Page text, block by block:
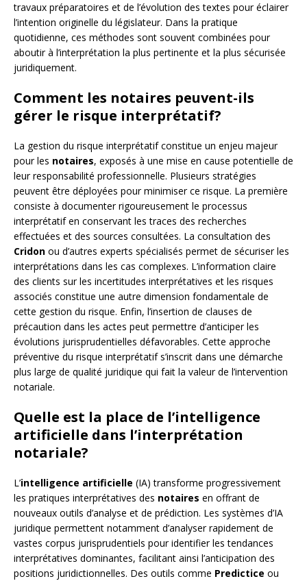
travaux préparatoires et de l’évolution des textes pour éclairer
l’intention originelle du législateur. Dans la pratique
quotidienne, ces méthodes sont souvent combinées pour
aboutir à l’interprétation la plus pertinente et la plus sécurisée
juridiquement.
Comment les notaires peuvent-ils
gérer le risque interprétatif?
La gestion du risque interprétatif constitue un enjeu majeur
pour les notaires, exposés à une mise en cause potentielle de
leur responsabilité professionnelle. Plusieurs stratégies
peuvent être déployées pour minimiser ce risque. La première
consiste à documenter rigoureusement le processus
interprétatif en conservant les traces des recherches
effectuées et des sources consultées. La consultation des
Cridon ou d’autres experts spécialisés permet de sécuriser les
interprétations dans les cas complexes. L’information claire
des clients sur les incertitudes interprétatives et les risques
associés constitue une autre dimension fondamentale de
cette gestion du risque. Enfin, l’insertion de clauses de
précaution dans les actes peut permettre d’anticiper les
évolutions jurisprudentielles défavorables. Cette approche
préventive du risque interprétatif s’inscrit dans une démarche
plus large de qualité juridique qui fait la valeur de l’intervention
notariale.
Quelle est la place de l’intelligence
artificielle dans l’interprétation
notariale?
L’intelligence artificielle (IA) transforme progressivement
les pratiques interprétatives des notaires en offrant de
nouveaux outils d’analyse et de prédiction. Les systèmes d’IA
juridique permettent notamment d’analyser rapidement de
vastes corpus jurisprudentiels pour identifier les tendances
interprétatives dominantes, facilitant ainsi l’anticipation des
positions juridictionnelles. Des outils comme Predictice ou